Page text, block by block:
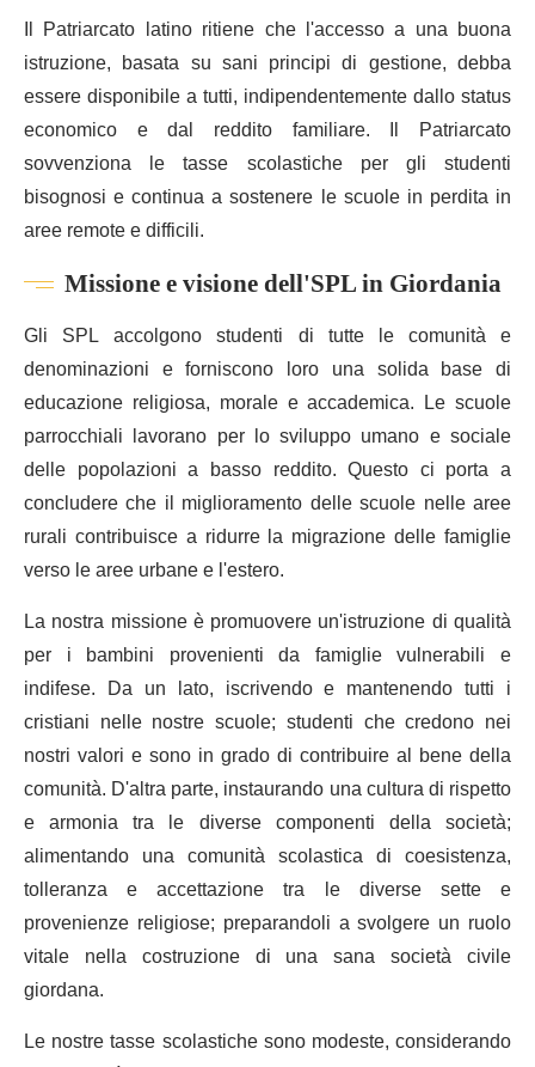
Il Patriarcato latino ritiene che l'accesso a una buona
istruzione, basata su sani principi di gestione, debba
essere disponibile a tutti, indipendentemente dallo status
economico e dal reddito familiare. Il Patriarcato
sovvenziona le tasse scolastiche per gli studenti
bisognosi e continua a sostenere le scuole in perdita in
aree remote e difficili.
Missione e visione dell'SPL in Giordania
Gli SPL accolgono studenti di tutte le comunità e
denominazioni e forniscono loro una solida base di
educazione religiosa, morale e accademica. Le scuole
parrocchiali lavorano per lo sviluppo umano e sociale
delle popolazioni a basso reddito. Questo ci porta a
concludere che il miglioramento delle scuole nelle aree
rurali contribuisce a ridurre la migrazione delle famiglie
verso le aree urbane e l'estero.
La nostra missione è promuovere un'istruzione di qualità
per i bambini provenienti da famiglie vulnerabili e
indifese. Da un lato, iscrivendo e mantenendo tutti i
cristiani nelle nostre scuole; studenti che credono nei
nostri valori e sono in grado di contribuire al bene della
comunità. D'altra parte, instaurando una cultura di rispetto
e armonia tra le diverse componenti della società;
alimentando una comunità scolastica di coesistenza,
tolleranza e accettazione tra le diverse sette e
provenienze religiose; preparandoli a svolgere un ruolo
vitale nella costruzione di una sana società civile
giordana.
Le nostre tasse scolastiche sono modeste, considerando